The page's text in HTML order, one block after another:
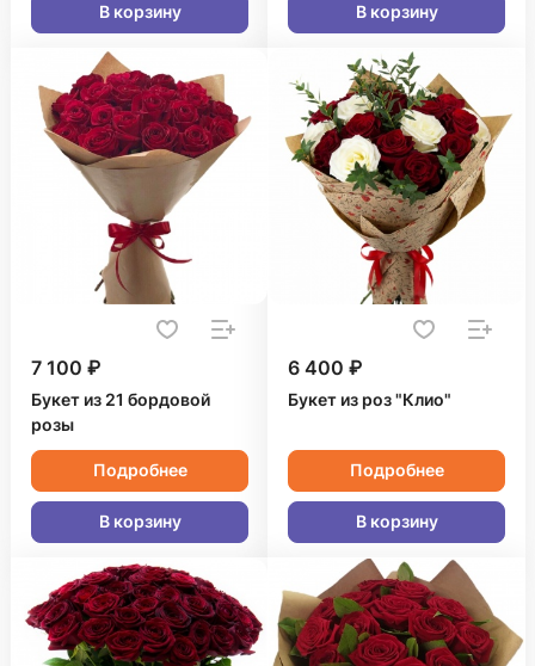
В корзину В корзину
7 100 ₽
Букет из 21 бордовой
розы
Подробнее
В корзину
6 400 ₽
Букет из роз "Клио"
Подробнее
В корзину